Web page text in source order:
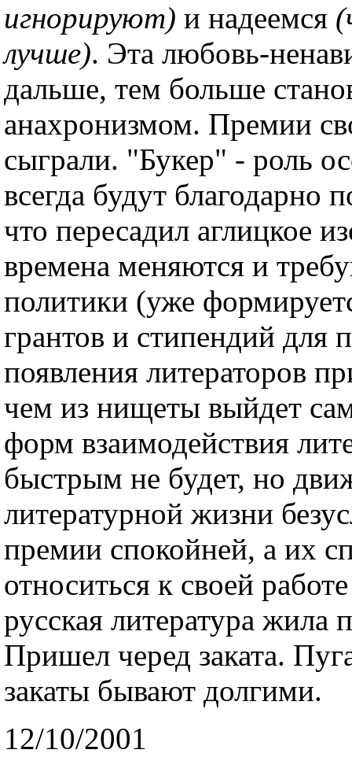
игнорируют) и надеемся
лучше). Эта любовь-
дальше, тем больше
анахронизмом. Премии
сыграли. "Букер" - роль
всегда будут благодарно
что пересадил аглицкое
времена меняются и
политики (уже
грантов и стипендий для
появления литераторов
чем из нищеты выйдет
форм взаимодействия
быстрым не будет, но
литературной жизни
премии спокойней, а их
относиться к своей
русская литература
Пришел черед заката.
закаты бывают долгими.
12/10/2001